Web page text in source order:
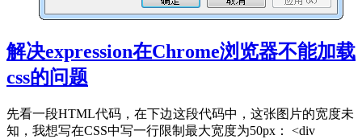
解决expression在Chrome浏览器不能加载
css的问题
先看一段HTML代码，在下边这段代码中，这张图片的宽度未
知，我想写在CSS中写一行限制最大宽度为50px： <div